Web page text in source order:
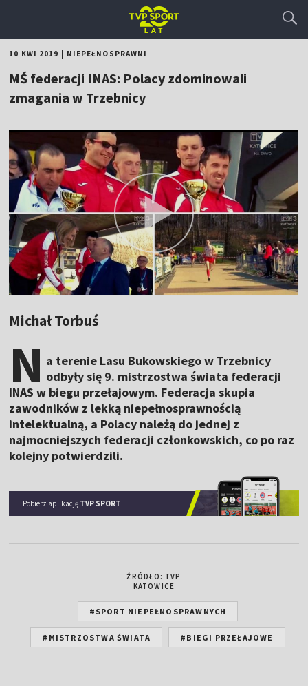
10 KWI 2019 NIEPEŁNOSPRAWNI
MŚ federacji INAS: Polacy zdominowali
zmagania w Trzebnicy
Michał Torbuś
N a terenie Lasu Bukowskiego w Trzebnicy
odbyły się 9. mistrzostwa świata federacji
INAS w biegu przełajowym. Federacja skupia
zawodników z lekką niepełnosprawnością
intelektualną, a Polacy należą do jednej z
najmocniejszych federacji członkowskich, co po raz
kolejny potwierdzili.
Pobierz aplikację TVP SPORT
ŹRÓDŁO: TVP
KATOWICE
#SPORT NIEPEŁNOSPRAWNYCH
#MISTRZOSTWA ŚWIATA #BIEGI PRZEŁAJOWE